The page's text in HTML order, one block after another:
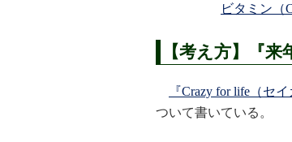
ビタミン（
【考え方】『
『Crazy for life（セ
ついて書いている。